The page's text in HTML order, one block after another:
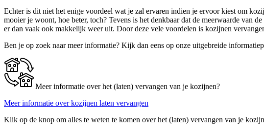
Echter is dit niet het enige voordeel wat je zal ervaren indien je ervoor kiest om
mooier je woont, hoe beter, toch? Tevens is het denkbaar dat de meerwaarde van
er dan vaak ook makkelijk weer uit. Door deze vele voordelen is kozijnen
Ben je op zoek naar meer informatie? Kijk dan eens op onze uitgebreide
Meer informatie over het (laten) vervangen van je kozijnen?
Meer informatie over kozijnen laten vervangen
Klik op de knop om alles te weten te komen over het (laten) vervangen van je